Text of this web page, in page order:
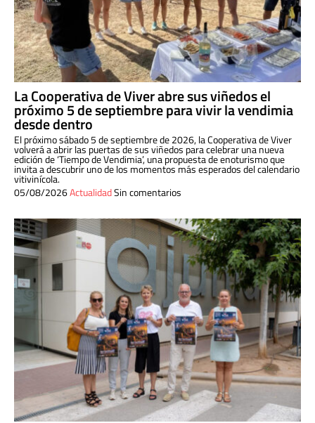
La Cooperativa de Viver abre sus viñedos el
próximo 5 de septiembre para vivir la vendimia
desde dentro
El próximo sábado 5 de septiembre de 2026, la Cooperativa de Viver
volverá a abrir las puertas de sus viñedos para celebrar una nueva
edición de ‘Tiempo de Vendimia’, una propuesta de enoturismo que
invita a descubrir uno de los momentos más esperados del calendario
vitivinícola.
05/08/2026ActualidadSin comentarios